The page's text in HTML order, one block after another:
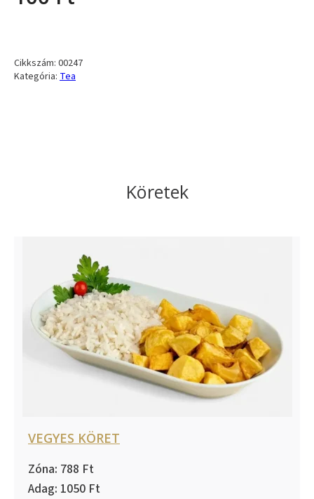
Cikkszám: 00247
Kategória: Tea
Köretek
VEGYES KÖRET
788
1050